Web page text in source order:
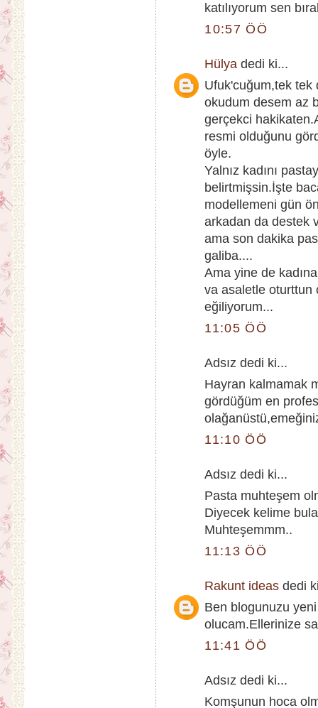
katılıyorum sen
10:57 ÖÖ
Hülya dedi ki...
Ufuk'cuğum,tek tek
okudum desem az
gerçekci
resmi olduğunu
öyle.
Yalnız kadını
belirtmişsin.İşte
modellemeni gün
arkadan da destek
ama son dakika
galiba....
Ama yine de
va asaletle oturttun
eğiliyorum...
11:05 ÖÖ
Adsız dedi ki...
Hayran kalmamak
gördüğüm en
11:10 ÖÖ
Adsız dedi ki...
Pasta muhteşem
Diyecek kelime
Muhteşemmm..
11:13 ÖÖ
Rakunt ideas dedi
Ben blogunuzu yeni
olucam.Ellerinize
11:41 ÖÖ
Adsız dedi ki...
Komşunun hoca